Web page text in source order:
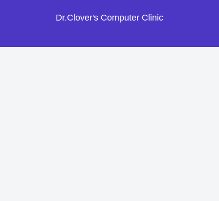
Dr.Clover's Computer Clinic